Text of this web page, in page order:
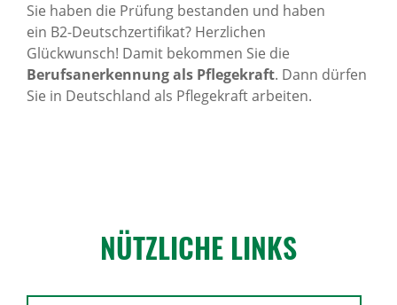
Sie haben die Prüfung bestanden und haben
ein B2-Deutschzertifikat? Herzlichen
Glückwunsch! Damit bekommen Sie die
Berufsanerkennung als Pflegekraft. Dann dürfen
Sie in Deutschland als Pflegekraft arbeiten.
NÜTZ­LICHE LINKS